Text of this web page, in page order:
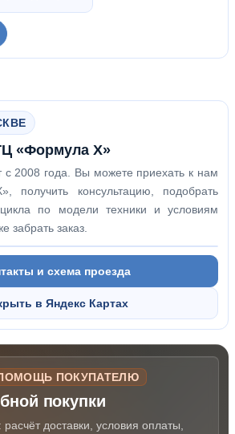
«Формула Х»
с 2008 года. Вы можете приехать к нам
консультацию, подобрать
по модели техники и условиям
забрать заказ.
и схема проезда
в Яндекс Картах
ПОКУПАТЕЛЮ
покупки
доставки, условия оплаты,